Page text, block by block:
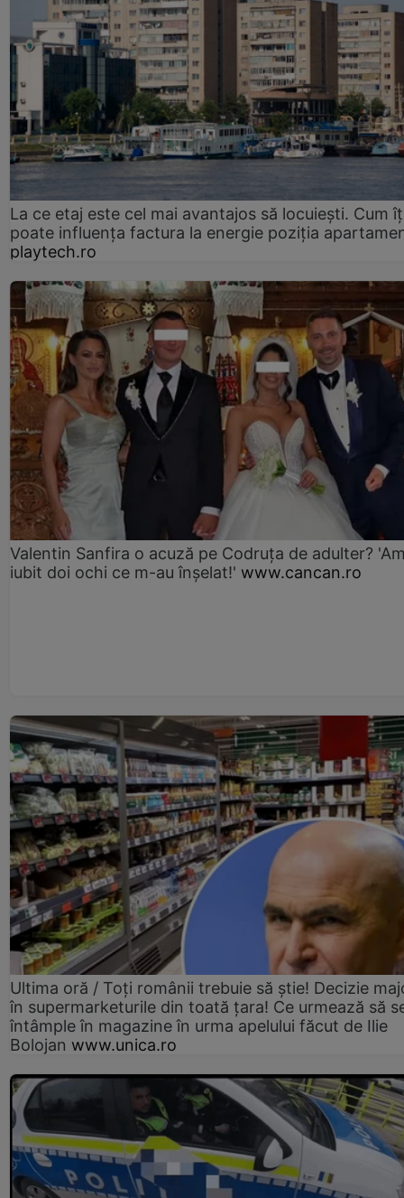
La ce etaj este cel mai avantajos să locuiești. Cum
poate influența factura la energie poziția
playtech.ro
Valentin Sanfira o acuză pe Codruța de adulter?
iubit doi ochi ce m-au înșelat!' www.cancan.ro
Ultima oră / Toți românii trebuie să știe! Decizie
în supermarketurile din toată țara! Ce urmează să
întâmple în magazine în urma apelului făcut de Ilie
Bolojan www.unica.ro